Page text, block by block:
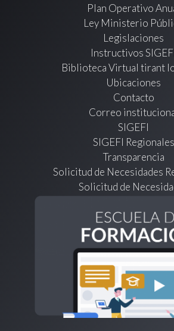
Plan Operativo
Ley Ministerio
Legislaciones
Instructivos
Biblioteca Virtual tirant
Ubicaciones
Contacto
Correo
SIGEFI
SIGEFI Regionales
Transparencia
Solicitud de Necesidades
Solicitud de